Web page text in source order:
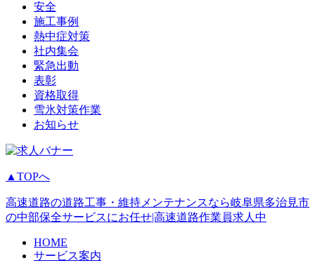
安全
施工事例
熱中症対策
社内集会
緊急出動
表彰
資格取得
雪氷対策作業
お知らせ
▲TOPへ
高速道路の道路工事・維持メンテナンスなら岐阜県多治見市
の中部保全サービスにお任せ|高速道路作業員求人中
HOME
サービス案内